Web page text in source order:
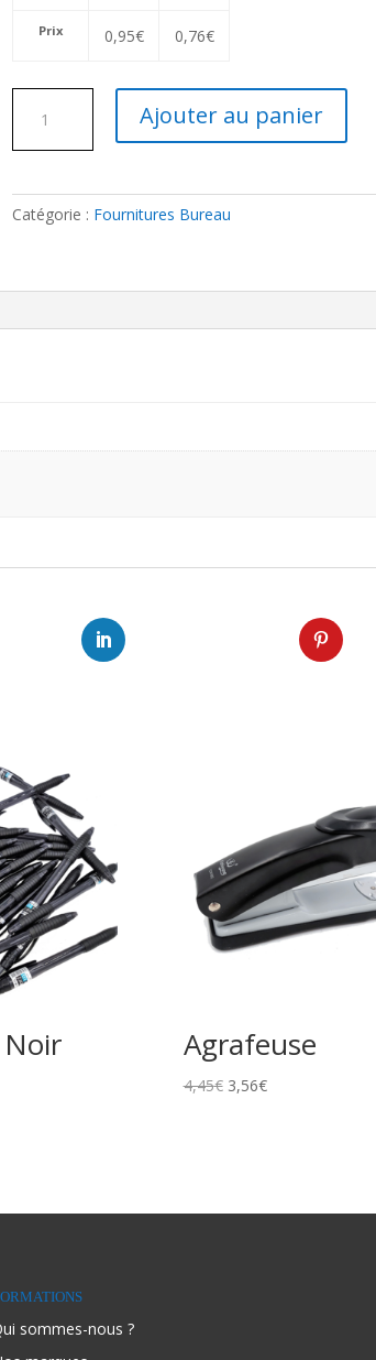
Prix 0,95€ 0,76€
Pince
Ajouter au panier
Catégorie : Fournitures Bureau
Noir Agrafeuse
4,45€ 3,56€
sommes-nous ?